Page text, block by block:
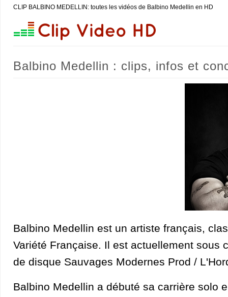
CLIP BALBINO MEDELLIN: toutes les vidéos de Balbino Medellin en HD
Balbino Medellin : clips, infos et
Balbino Medellin est un artiste français,
Variété Française. Il est actuellement sous
de disque Sauvages Modernes Prod /
Balbino Medellin a débuté sa carrière solo